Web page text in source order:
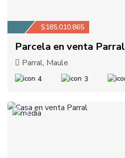
$185.010.865
Parcela en venta Parral
Parral, Maule
4 3
2